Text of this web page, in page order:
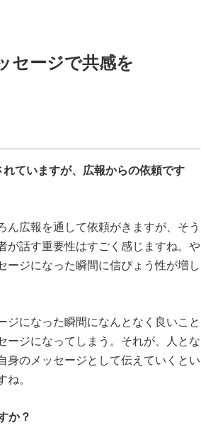
セージで共感を
ていますが、広報からの依頼です
広報を通して依頼がきますが、そう
が話す重要性はすごく感じますね。や
ージになった瞬間に信ぴょう性が増し
ジになった瞬間になんとなく良いこと
ージになってしまう。それが、人とな
身のメッセージとして伝えていくとい
ね。
か？